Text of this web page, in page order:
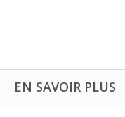
EN SAVOIR PLUS